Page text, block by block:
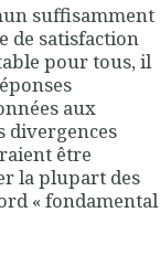
suffisamment
de satisfaction
pour tous, il
aux
divergences
être
la plupart des
« fondamental